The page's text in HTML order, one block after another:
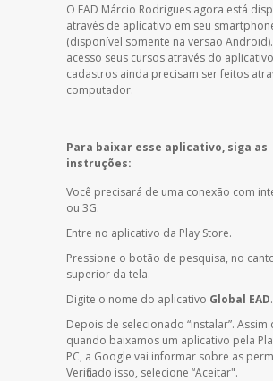
O EAD Márcio Rodrigues agora está
através de aplicativo em seu
(disponível somente na versão
acesso seus cursos através do
cadastros ainda precisam ser feitos
computador.
Para baixar esse aplicativo, siga as
instruções:
Você precisará de uma conexão com
ou 3G.
Entre no aplicativo da Play Store.
Pressione o botão de pesquisa, no
superior da tela.
Digite o nome do aplicativo Global EAD.
Depois de selecionado “instalar”. Assim
quando baixamos um aplicativo pela
PC, a Google vai informar sobre as
Verificado isso, selecione “Aceitar".